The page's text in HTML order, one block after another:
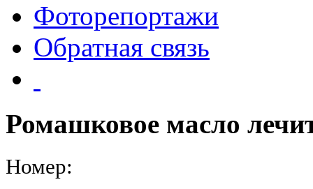
Фоторепортажи
Обратная связь
Ромашковое масло
Номер: